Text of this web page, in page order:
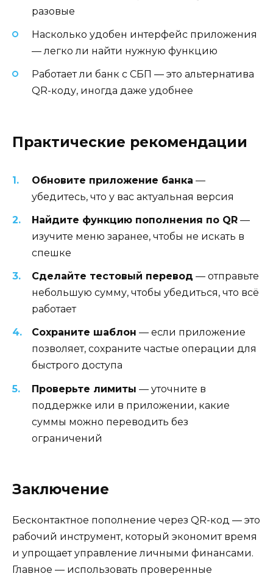
разовые
Насколько удобен интерфейс приложения
— легко ли найти нужную функцию
Работает ли банк с СБП — это альтернатива
QR-коду, иногда даже удобнее
Практические рекомендации
Обновите приложение банка —
убедитесь, что у вас актуальная версия
Найдите функцию пополнения по QR —
изучите меню заранее, чтобы не искать в
спешке
Сделайте тестовый перевод — отправьте
небольшую сумму, чтобы убедиться, что всё
работает
Сохраните шаблон — если приложение
позволяет, сохраните частые операции для
быстрого доступа
Проверьте лимиты — уточните в
поддержке или в приложении, какие
суммы можно переводить без
ограничений
Заключение
Бесконтактное пополнение через QR-код — это
рабочий инструмент, который экономит время
и упрощает управление личными финансами.
Главное — использовать проверенные